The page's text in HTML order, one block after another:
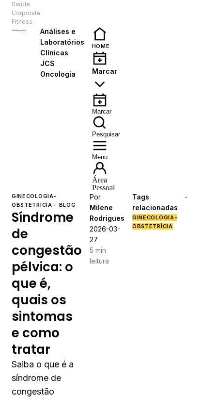
Saúde
Corporate
Fitness
Análises e
Laboratórios
Clínicas
JCS
Oncologia
HOME
Marcar
Marcar
Pesquisar
Menu
Área
Pessoal
GINECOLOGIA-
OBSTETRÍCIA - BLOG
Síndrome
de
congestão
pélvica: o
que é,
quais os
sintomas
e como
tratar
Saiba o que é a
síndrome de
congestão
Por
Milene
Rodrigues
2026-03-
27
5 min
leitura
Tags
relacionadas
GINECOLOGIA-
OBSTETRÍCIA